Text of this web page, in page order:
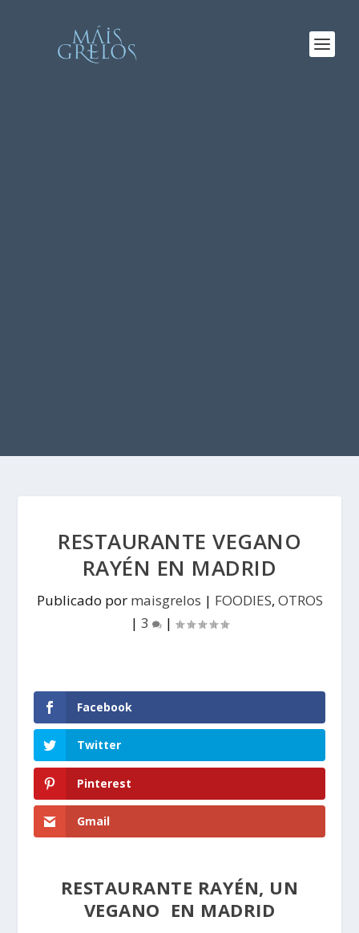
RESTAURANTE VEGANO
RAYÉN EN MADRID
Publicado por maisgrelos | FOODIES, OTROS
| 3 |
Facebook
Twitter
Pinterest
Gmail
RESTAURANTE RAYÉN, UN
VEGANO EN MADRID